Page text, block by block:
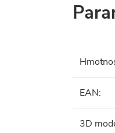
EAN:
3D